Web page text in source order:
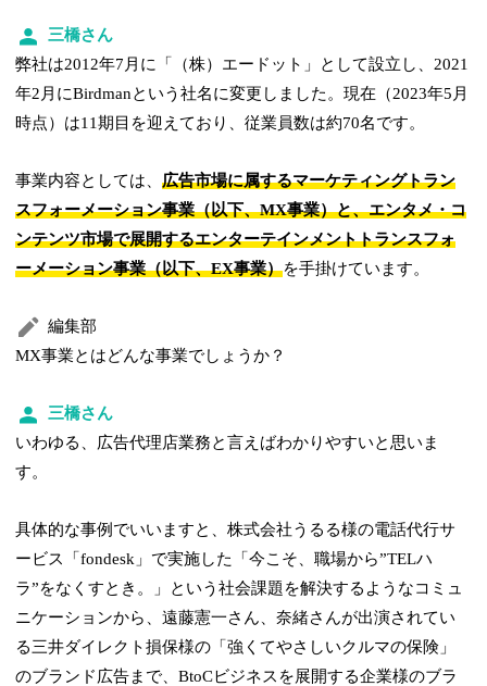
三橋さん
弊社は2012年7月に「（株）エードット」として設立し、2021
年2月にBirdmanという社名に変更しました。現在（2023年5月
時点）は11期目を迎えており、従業員数は約70名です。
事業内容としては、広告市場に属するマーケティングトラン
スフォーメーション事業（以下、MX事業）と、エンタメ・コ
ンテンツ市場で展開するエンターテインメントトランスフォ
ーメーション事業（以下、EX事業）を手掛けています。
編集部
MX事業とはどんな事業でしょうか？
三橋さん
いわゆる、広告代理店業務と言えばわかりやすいと思いま
す。
具体的な事例でいいますと、株式会社うるる様の電話代行サ
ービス「fondesk」で実施した「今こそ、職場から”TELハ
ラ”をなくすとき。」という社会課題を解決するようなコミュ
ニケーションから、遠藤憲一さん、奈緒さんが出演されてい
る三井ダイレクト損保様の「強くてやさしいクルマの保険」
のブランド広告まで、BtoCビジネスを展開する企業様のブラ